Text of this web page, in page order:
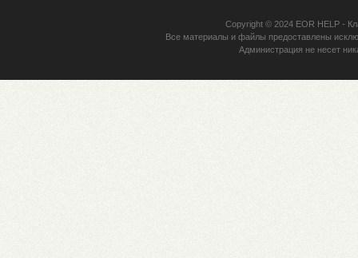
Copyright © 2024 EOR HELP-
Все материалы и файлы предоставлены
Администрация не несет